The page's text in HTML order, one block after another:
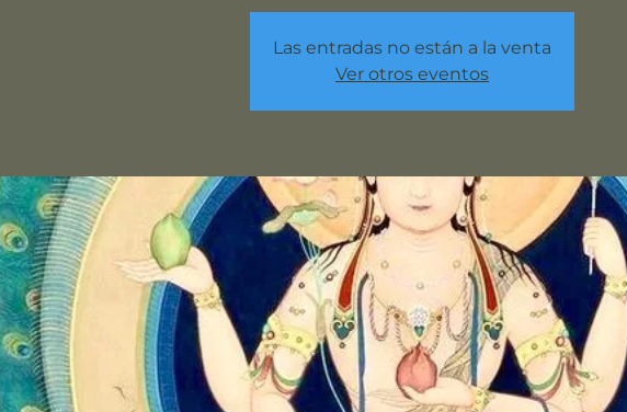
Las entradas no están a la venta
Ver otros eventos